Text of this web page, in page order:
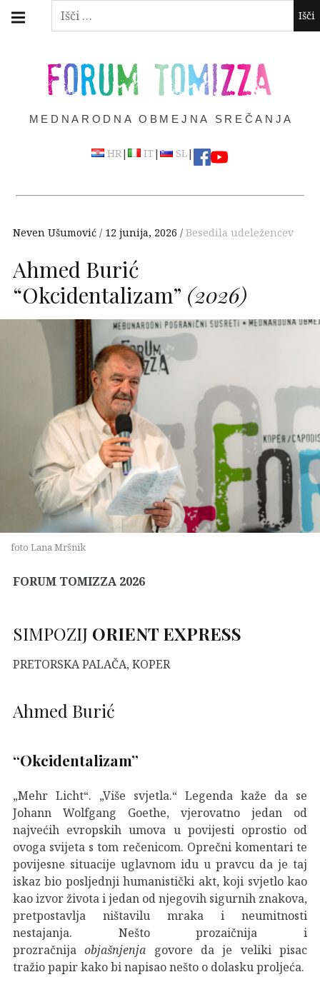
Išči:
Skip
FORUM TOMIZZA
MEDNARODNA OBMEJNA SREČANJA
HR| IT | SL|
navigation
Neven Ušumović 12 junija, 2026 Besedila udeležencev
Ahmed Burić
“Okcidentalizam” (2026)
foto Lana Mršnik
FORUM TOMIZZA 2026
SIMPOZIJ ORIENT EXPRESS
PRETORSKA PALAČA, KOPER
Ahmed Burić
“Okcidentalizam”
„Mehr Licht“. „Više svjetla.“ Legenda kaže da se
Johann Wolfgang Goethe, vjerovatno jedan od
najvećih evropskih umova u povijesti oprostio od
ovoga svijeta s tom rečenicom. Oprečni komentari te
povijesne situacije uglavnom idu u pravcu da je taj
iskaz bio posljednji humanistički akt, koji svjetlo kao
kao izvor života i jedan od njegovih sigurnih znakova,
pretpostavlja ništavilu mraka i neumitnosti
nestajanja. Nešto prozaičnija i
prozračnijaobjašnjenja govore da je veliki pisac
tražio papir kako bi napisao nešto o dolasku proljeća.